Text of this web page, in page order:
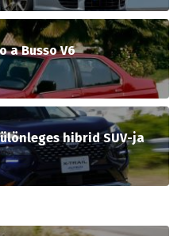
a Busso V6
hibrid SUV-ja